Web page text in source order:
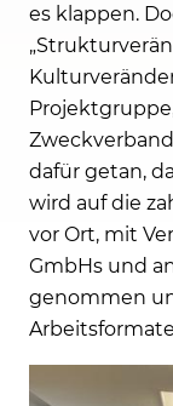
es klappen.
dafür getan,
wird auf die
vor Ort, mit
GmbHs und
genommen